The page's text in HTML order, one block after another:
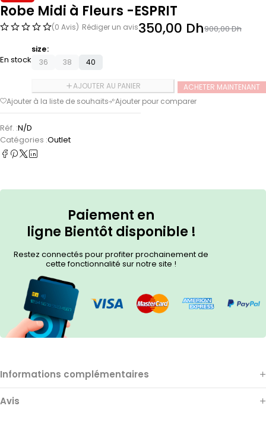
Robe Midi à Fleurs -ESPRIT
(0 Avis) Rédiger un avis 900,00Dh
350,00 Dh
En stock
size
36
38 40
AJOUTER AU PANIER ACHETER MAINTENANT
Réf. :N/D
Catégories :Outlet
Paiement en
ligne Bientôt disponible !
Restez connectés pour profiter prochainement de
cette fonctionnalité sur notre site !
Informations complémentaires
Avis